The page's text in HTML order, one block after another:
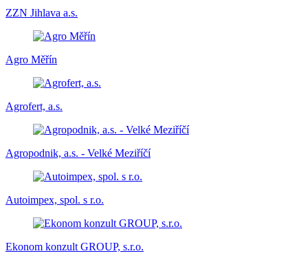
ZZN Jihlava a.s.
Agro Měřín
Agrofert, a.s.
Agropodnik, a.s. - Velké Meziříčí
Autoimpex, spol. s r.o.
Ekonom konzult GROUP, s.r.o.